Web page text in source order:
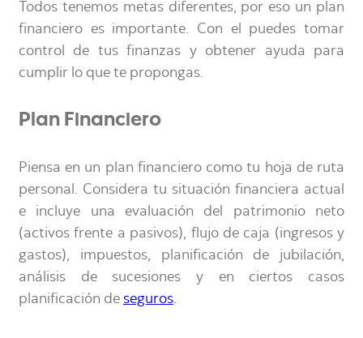
Todos tenemos metas diferentes, por eso un plan
financiero es importante. Con el puedes tomar
control de tus finanzas y obtener ayuda para
cumplir lo que te propongas.
Plan Financiero
Piensa en un plan financiero como tu hoja de ruta
personal. Considera tu situación financiera actual
e incluye una evaluación del patrimonio neto
(activos frente a pasivos), flujo de caja (ingresos y
gastos), impuestos, planificación de jubilación,
análisis de sucesiones y en ciertos casos
planificación de seguros.